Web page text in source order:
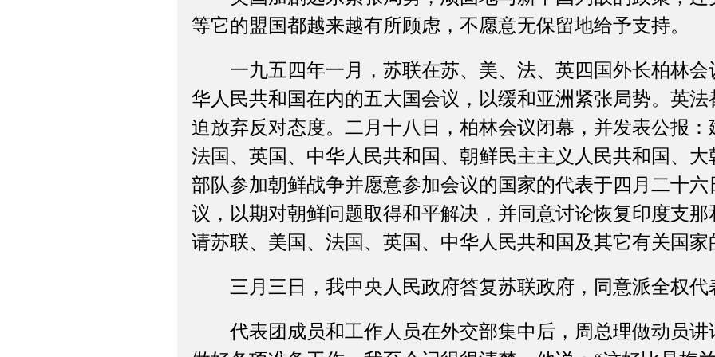
等它的盟国都越来越有所顾虑，不愿意无保留地给予支持。
一九五四年一月，苏联在苏、美、法、英四国外长柏林会
华人民共和国在内的五大国会议，以缓和亚洲紧张局势。英
迫放弃反对态度。二月十八日，柏林会议闭幕，并发表公报
法国、英国、中华人民共和国、朝鲜民主主义人民共和国、
部队参加朝鲜战争并愿意参加会议的国家的代表于四月二十
议，以期对朝鲜问题取得和平解决，并同意讨论恢复印度支
请苏联、美国、法国、英国、中华人民共和国及其它有关国家
三月三日，我中央人民政府答复苏联政府，同意派全权代
代表团成员和工作人员在外交部集中后，周总理做动员讲